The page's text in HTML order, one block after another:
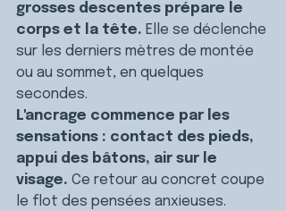
grosses descentes prépare le
corps et la tête. Elle se déclenche
sur les derniers mètres de montée
ou au sommet, en quelques
secondes.
L'ancrage commence par les
sensations : contact des pieds,
appui des bâtons, air sur le
visage. Ce retour au concret coupe
le flot des pensées anxieuses.